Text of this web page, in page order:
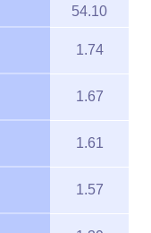
54.10
1.74
1.67
1.61
1.57